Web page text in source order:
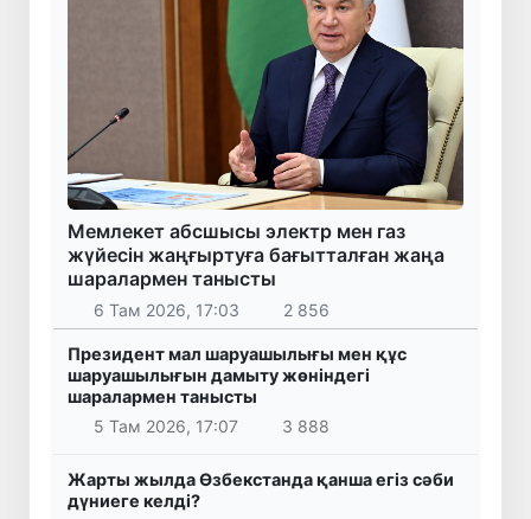
Мемлекет абсшысы электр мен газ
жүйесін жаңғыртуға бағытталған жаңа
шаралармен танысты
6 Там 2026, 17:03 2 856
Президент мал шаруашылығы мен құс
шаруашылығын дамыту жөніндегі
шаралармен танысты
5 Там 2026, 17:07
3 888
Жарты жылда Өзбекстанда қанша егіз сәби
дүниеге келді?